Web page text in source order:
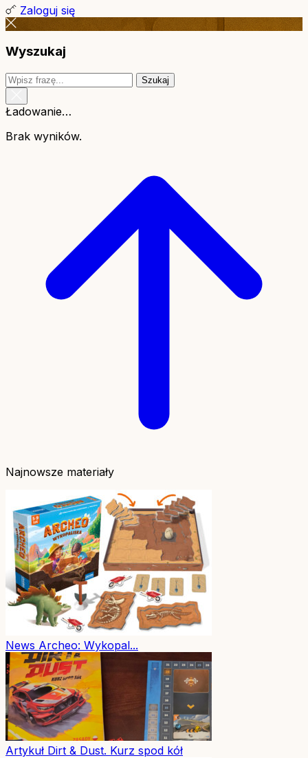
Zaloguj się
Wyszukaj
Szukaj
Ładowanie…
Brak wyników.
Najnowsze materiały
News Archeo: Wykopal...
Artykuł Dirt & Dust. Kurz spod kół